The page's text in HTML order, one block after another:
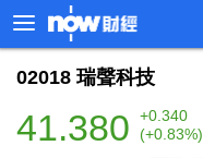
02018 瑞聲科技
41.380
+0.340
(+0.83%)